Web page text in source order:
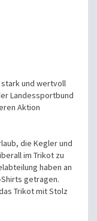
stark und wertvoll
Landessportbund
Aktion
die Kegler und
im Trikot zu
haben an
getragen.
Trikot mit Stolz